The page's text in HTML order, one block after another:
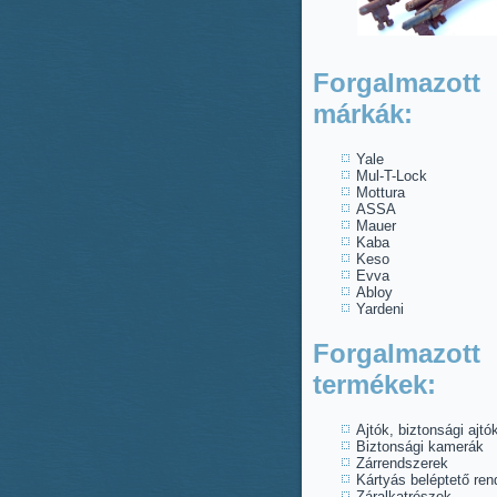
Forgalmazott
márkák:
Yale
Mul-T-Lock
Mottura
ASSA
Mauer
Kaba
Keso
Evva
Abloy
Yardeni
Forgalmazott
termékek:
Ajtók, biztonsági
Biztonsági kamerák
Zárrendszerek
Kártyás beléptető